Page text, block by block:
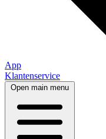
App
Klantenservice
Open main menu